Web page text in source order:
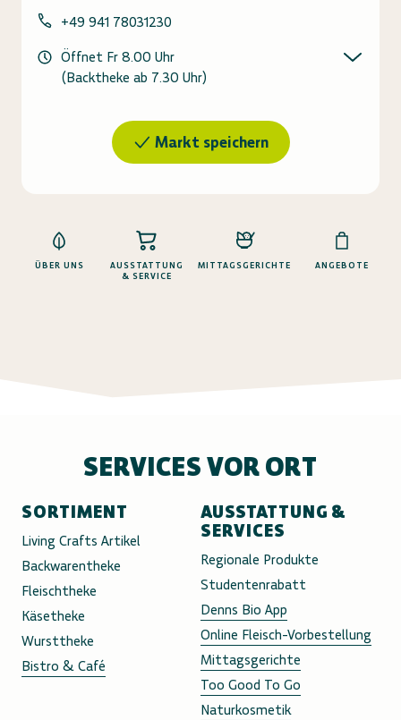
+49 941 78031230
Öffnet Fr 8.00 Uhr
(Backtheke ab 7.30 Uhr)
Markt speichern
ÜBER UNS
AUSSTATTUNG
& SERVICE
MITTAGSGERICHTE ANGEBOTE
SERVICES VOR ORT
SORTIMENT
Living Crafts Artikel
Backwarentheke
Fleischtheke
Käsetheke
Wursttheke
Bistro & Café
AUSSTATTUNG &
SERVICES
Regionale Produkte
Studentenrabatt
Denns Bio App
Online Fleisch-Vorbestellung
Mittagsgerichte
Too Good To Go
Naturkosmetik